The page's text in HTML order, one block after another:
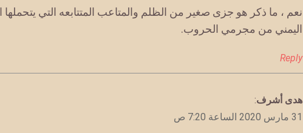
نعم ، ما ذكر هو جزى صغير من الظلم والمتاعب المتتابعه التي
اليمني من مجرمي الحروب.
Reply
يقول
هدى أشرف:
31 مارس 2020 الساعة 7:20 ص